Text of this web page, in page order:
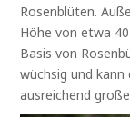
Rosenblüten.
Höhe von etwa
Basis von
wüchsig und kann
ausreichend